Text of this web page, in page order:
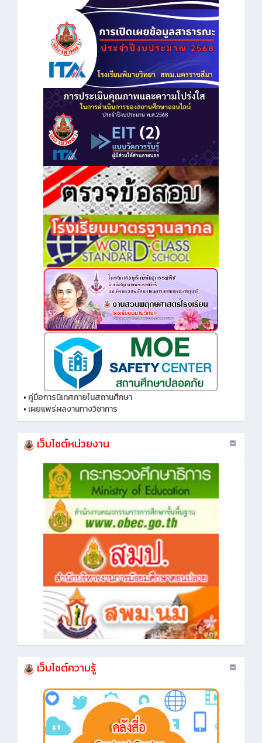
• คู่มือการนิเทศภายในสถานศึกษา
• เผยแพร่ผลงานทางวิชาการ
เว็บไซต์หน่วยงาน
เว็บไซต์ความรู้